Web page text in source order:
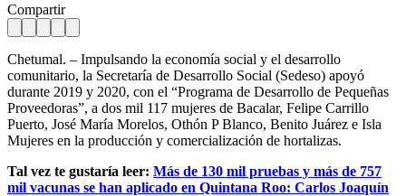
Compartir
Chetumal. – Impulsando la economía social y el desarrollo
comunitario, la Secretaría de Desarrollo Social (Sedeso) apoyó
durante 2019 y 2020, con el “Programa de Desarrollo de Pequeñas
Proveedoras”, a dos mil 117 mujeres de Bacalar, Felipe Carrillo
Puerto, José María Morelos, Othón P Blanco, Benito Juárez e Isla
Mujeres en la producción y comercialización de hortalizas.
Tal vez te gustaría leer: Más de 130 mil pruebas y más de 757
mil vacunas se han aplicado en Quintana Roo: Carlos Joaquín